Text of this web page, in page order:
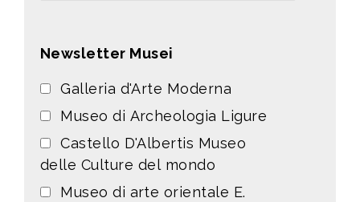
Newsletter Musei
Galleria d'Arte Moderna
Museo di Archeologia Ligure
Castello D'Albertis Museo
delle Culture del mondo
Museo di arte orientale E.